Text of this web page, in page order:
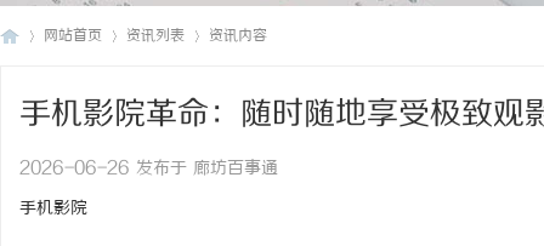
网站首页 资讯列表 资讯内容
手机影院革命：随时随地享受极致观
2026-06-26 发布于 廊坊百事通
手机影院